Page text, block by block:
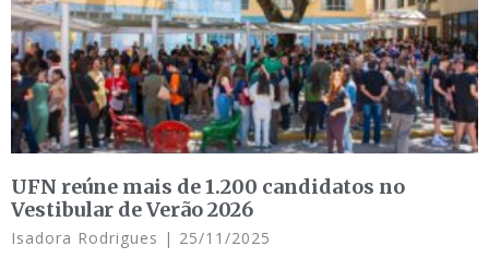
UFN reúne mais de 1.200 candidatos no
Vestibular de Verão 2026
Isadora Rodrigues 25/11/2025